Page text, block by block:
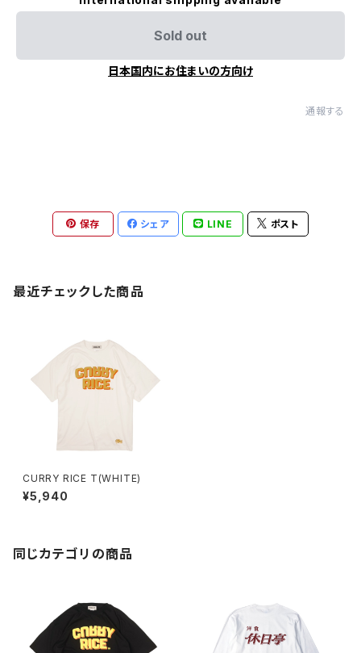
Sold out
日本国内にお住まいの方向け
通報する
保存 シェア LINE ポスト
最近チェックした商品
CURRY RICE T(WHITE)
¥5,940
同じカテゴリの商品